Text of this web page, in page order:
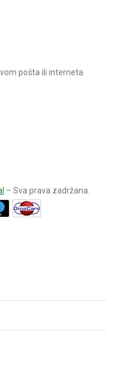
pošta ili interneta
– Sva prava zadržana.